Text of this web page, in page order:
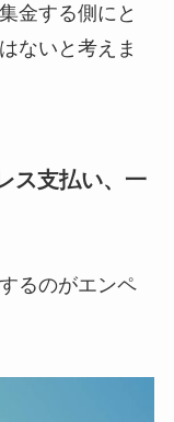
金する側にと
ないと考えま
ス支払い、一
るのがエンペ